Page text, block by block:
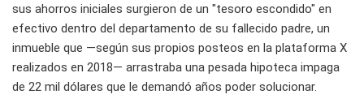
sus ahorros iniciales surgieron de un "tesoro escondido" en
efectivo dentro del departamento de su fallecido padre, un
inmueble que —según sus propios posteos en la plataforma X
realizados en 2018— arrastraba una pesada hipoteca impaga
de 22 mil dólares que le demandó años poder solucionar.